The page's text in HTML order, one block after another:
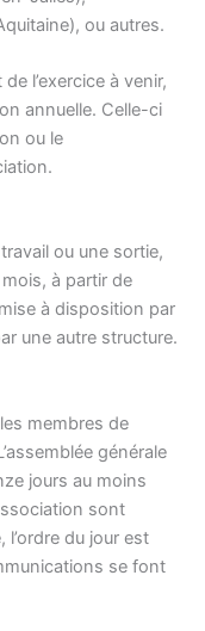
ou autres.
l’exercice à venir,
annuelle. Celle-ci
ou le
ou une sortie,
à partir de
à disposition par
une autre structure.
membres de
générale
jours au moins
sont
du jour est
se font